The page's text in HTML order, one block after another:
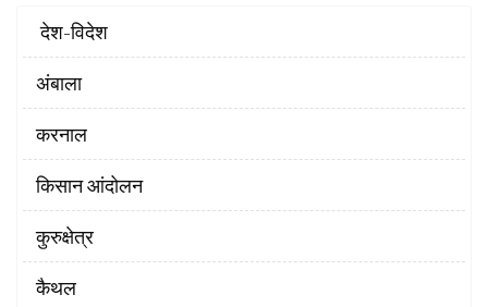
‌ देश-विदेश
अंबाला
करनाल
किसान आंदोलन
कुरुक्षेत्र
कैथल